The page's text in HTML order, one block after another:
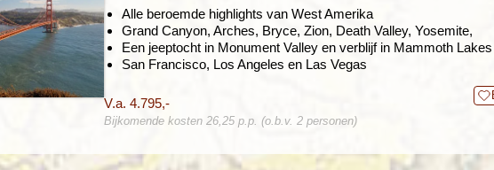
Alle beroemde highlights van West Amerika
Grand Canyon, Arches, Bryce, Zion, Death Valley, Yosemite,
Een jeeptocht in Monument Valley en verblijf in Mammoth Lakes
San Francisco, Los Angeles en Las Vegas
V.a. 4.795,-
Bijkomende kosten 26,25 p.p. (o.b.v. 2 personen)